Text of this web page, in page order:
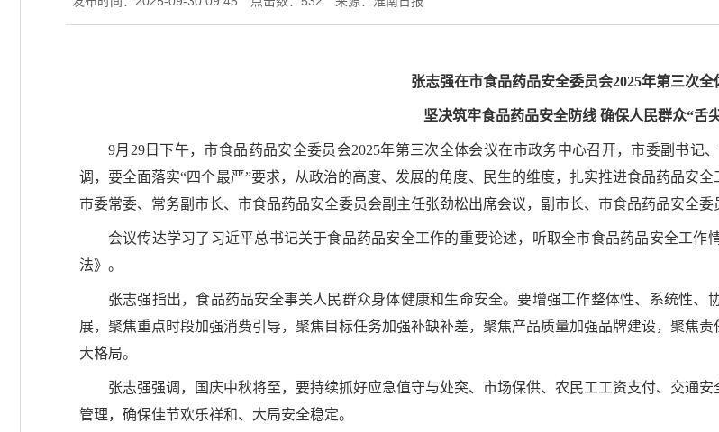
张志强在市食品药品安全委员会2025年第三次全
坚决筑牢食品药品安全防线 确保人民群众“舌
9月29日下午，市食品药品安全委员会2025年第三次全体会议在市政务中心召开，市委副书
调，要全面落实“四个最严”要求，从政治的高度、发展的角度、民生的维度，扎实推进食品药品安
市委常委、常务副市长、市食品药品安全委员会副主任张劲松出席会议，副市长、市食品药品安全委
会议传达学习了习近平总书记关于食品药品安全工作的重要论述，听取全市食品药品安全工
法》。
张志强指出，食品药品安全事关人民群众身体健康和生命安全。要增强工作整体性、系统性
展，聚焦重点时段加强消费引导，聚焦目标任务加强补缺补差，聚焦产品质量加强品牌建设，聚焦
大格局。
张志强强调，国庆中秋将至，要持续抓好应急值守与处突、市场保供、农民工工资支付、交通
管理，确保佳节欢乐祥和、大局安全稳定。